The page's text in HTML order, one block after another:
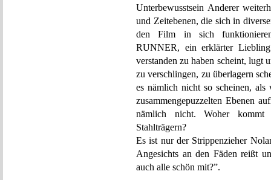
Unterbewusstsein Anderer
und Zeitebenen, die sich in
den Film in sich
RUNNER, ein erklärter
verstanden zu haben scheint, lugt
zu verschlingen, zu überlagern
es nämlich nicht so scheinen,
zusammengepuzzelten Ebenen
nämlich nicht. Woher kommt
Stahlträgern?
Es ist nur der Strippenzieher
Angesichts an den Fäden reißt
auch alle schön mit?”.